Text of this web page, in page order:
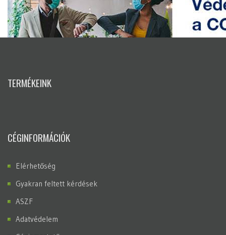
TERMÉKEINK
CÉGINFORMÁCIÓK
Elérhetőség
Gyakran feltett kérdések
ASZF
Adatvédelem